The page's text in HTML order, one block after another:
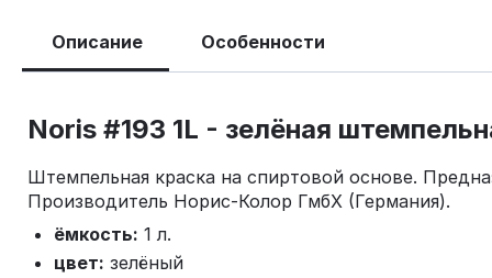
Описание Особенности
Noris #193 1L - зелёная
Штемпельная краска на спиртовой основе.
Производитель Норис-Колор ГмбХ (Германия).
ёмкость: 1 л.
цвет: зелёный